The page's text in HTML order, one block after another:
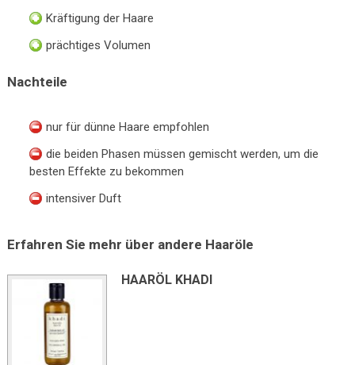
Kräftigung der Haare
prächtiges Volumen
Nachteile
nur für dünne Haare empfohlen
die beiden Phasen müssen gemischt werden, um die
besten Effekte zu bekommen
intensiver Duft
Erfahren Sie mehr über andere Haaröle
HAARÖL KHADI